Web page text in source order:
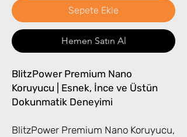
Sepete Ekle
Hemen Satın Al
BlitzPower Premium Nano
Koruyucu | Esnek, İnce ve Üstün
Dokunmatik Deneyimi
BlitzPower Premium Nano Koruyucu,